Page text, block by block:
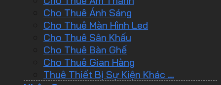
Cho Thuê Ánh Sáng
Cho Thuê Màn Hình Led
Cho Thuê Sân Khấu
Cho Thuê Bàn Ghế
Cho Thuê Gian Hàng
Thuê Thiết Bị Sự Kiện Khác …